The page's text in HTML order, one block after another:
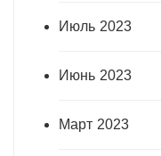
Июль 2023
Июнь 2023
Март 2023